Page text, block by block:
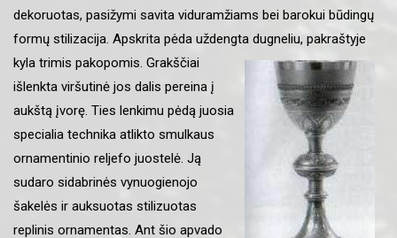
dekoruotas, pasižymi savita viduramžiams bei barokui būdingų
formų stilizacija. Apskrita pėda uždengta dugneliu, pakraštyje
kyla trimis pakopomis. Grakščiai
išlenkta viršutinė jos dalis pereina į
aukštą įvorę. Ties lenkimu pėdą juosia
specialia technika atlikto smulkaus
ornamentinio reljefo juostelė. Ją
sudaro sidabrinės vynuogienojo
šakelės ir auksuotas stilizuotas
replinis ornamentas. Ant šio apvado